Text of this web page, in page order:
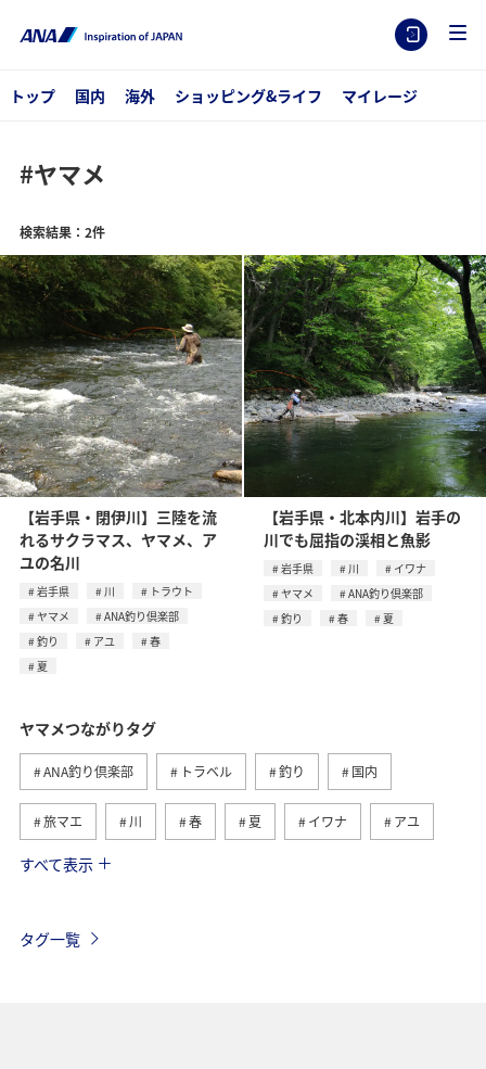
トップ 国内 海外 ショッピング&ライフ マイレージ
#ヤマメ
検索結果：2件
【岩手県・閉伊川】三陸を流
れるサクラマス、ヤマメ、ア
ユの名川
岩手県 川
トラウト
ヤマメ
ANA釣り倶楽部
釣り
アユ
春
夏
【岩手県・北本内川】岩手の
川でも屈指の渓相と魚影
岩手県 川
イワナ
ヤマメ
ANA釣り倶楽部
釣り
春 夏
ヤマメつながりタグ
ANA釣り倶楽部 トラベル 釣り 国内
旅マエ 川 春 夏 イワナ アユ
秋田県
すべて表示
タグ一覧